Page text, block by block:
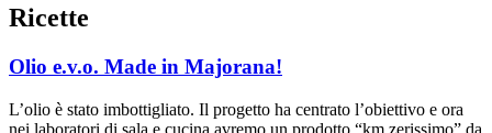
Ricette
Olio e.v.o. Made in Majorana!
L’olio è stato imbottigliato. Il progetto ha centrato l’obiettivo e ora
nei laboratori di sala e cucina avremo un prodotto “km zerissimo” da